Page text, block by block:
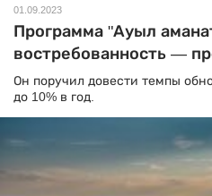
01.09.2023
Программа "Ауыл
востребованность —
Он поручил довести темпы
до 10% в год.